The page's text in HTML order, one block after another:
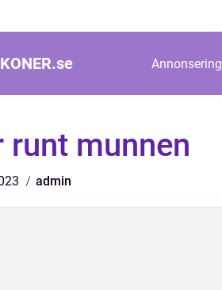
se Annonsering
runt munnen
admin